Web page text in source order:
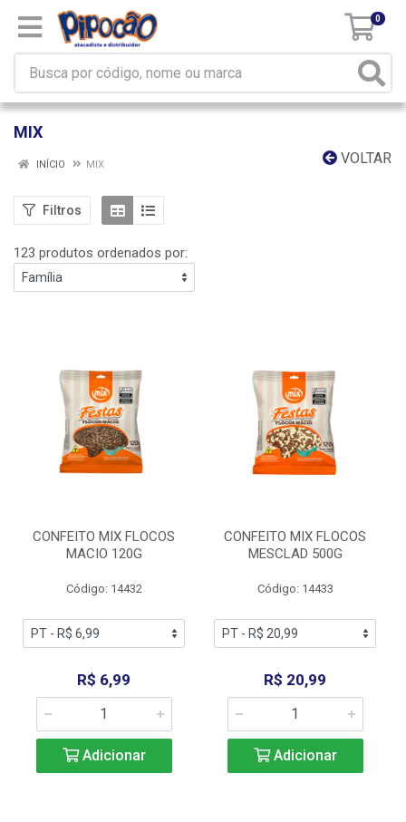
0
MIX
VOLTAR
INÍCIO MIX
Filtros
123 produtos ordenados por:
CONFEITO MIX FLOCOS
MACIO 120G
Código: 14432
R$ 6,99
Adicionar
CONFEITO MIX FLOCOS
MESCLAD 500G
Código: 14433
R$ 20,99
Adicionar